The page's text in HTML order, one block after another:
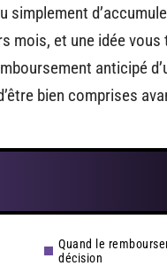
simplement
et une idée vous
anticipé
bien comprises
Quand le
décision